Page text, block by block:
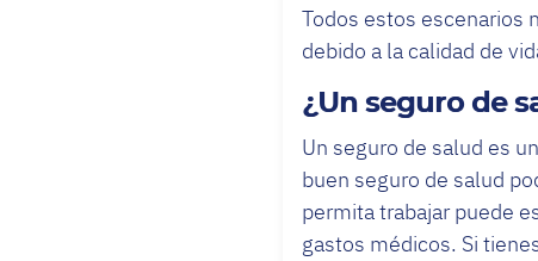
Todos estos escenarios
debido a la calidad de
¿Un seguro de
Un seguro de salud es
buen seguro de salud
permita trabajar puede
gastos médicos. Si